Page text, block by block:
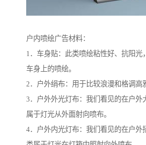
户内喷绘广告材料：
1．车身贴：此类喷绘粘性好、抗阳光
车身上的喷绘。
2．户外绢布：用于比较浪漫和格调高
3．户外外光灯布：我们看见的在户外
属于灯光从外面射向喷布。
4．户外内光灯布：我们看见的在户外